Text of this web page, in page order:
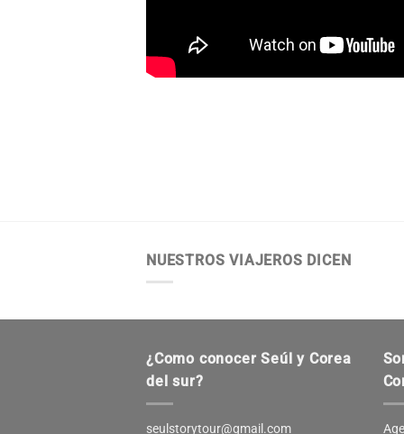
NUESTROS VIAJEROS DICEN
¿Como conocer Seúl y Corea
del sur?
seulstorytour@gmail.com